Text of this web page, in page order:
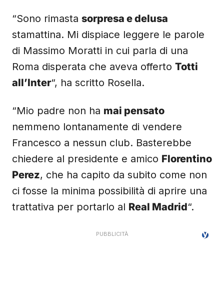
“Sono rimasta sorpresa e delusa
stamattina. Mi dispiace leggere le parole
di Massimo Moratti in cui parla di una
Roma disperata che aveva offerto Totti
all’Inter“, ha scritto Rosella.
“Mio padre non ha mai pensato
nemmeno lontanamente di vendere
Francesco a nessun club. Basterebbe
chiedere al presidente e amico Florentino
Perez, che ha capito da subito come non
ci fosse la minima possibilità di aprire una
trattativa per portarlo al Real Madrid“.